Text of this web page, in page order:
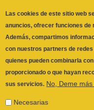
Necesarias
Las cookies necesarias
activando funciones básicas